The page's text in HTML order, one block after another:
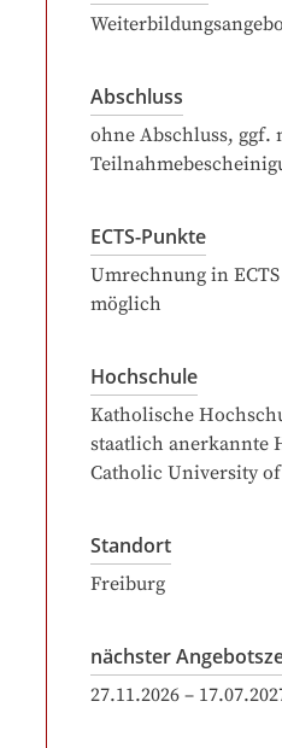
Abschluss
ohne Abschluss, ggf.
ECTS-Punkte
Umrechnung in
möglich
Hochschule
Katholische
staatlich anerkannte
Catholic University
Standort
Freiburg
nächster
27.11.2026 –